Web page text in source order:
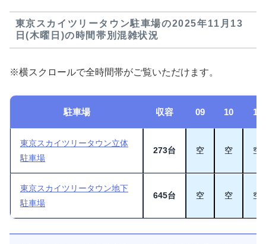
東京スカイツリータウン駐車場の2025年11月13
日(木曜日)の時間帯別混雑状況
※横スクロールで全時間帯がご覧いただけます。
駐車場 収容 09 10 11
東京スカイツリータウン立体
駐車場
273台 空 空 空
東京スカイツリータウン地下
駐車場
645台 空 空 空